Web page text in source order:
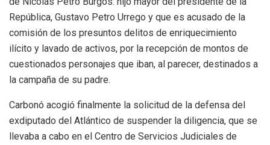
República, Gustavo Petro Urrego y que es acusado de la
comisión de los presuntos delitos de enriquecimiento
ilícito y lavado de activos, por la recepción de montos de
cuestionados personajes que iban, al parecer, destinados a
la campaña de su padre.
Carbonó acogió finalmente la solicitud de la defensa del
exdiputado del Atlántico de suspender la diligencia, que se
llevaba a cabo en el Centro de Servicios Judiciales de